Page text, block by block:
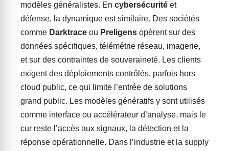
modèles généralistes. En cybersécurité et
défense, la dynamique est similaire. Des sociétés
comme Darktrace ou Preligens opèrent sur des
données spécifiques, télémétrie réseau, imagerie,
et sur des contraintes de souveraineté. Les clients
exigent des déploiements contrôlés, parfois hors
cloud public, ce qui limite l’entrée de solutions
grand public. Les modèles génératifs y sont utilisés
comme interface ou accélérateur d’analyse, mais le
cur reste l’accès aux signaux, la détection et la
réponse opérationnelle. Dans l’industrie et la supply